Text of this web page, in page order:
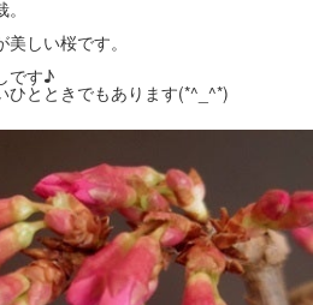
しい桜です。
です♪
ひとときでもあります(*^_^*)